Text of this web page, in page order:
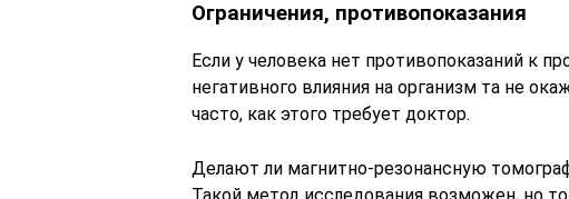
Ограничения, противопоказания
Если у человека нет противопоказаний к
негативного влияния на организм та не
часто, как этого требует доктор.
Делают ли магнитно-резонансную